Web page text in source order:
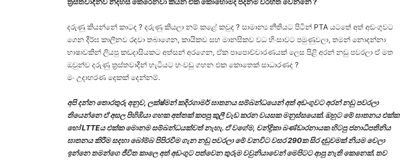
දරුණු කියන්නේ කාටද ? දරුණු කියලා නම් කළේ කවුද ? සාමාන්‍ය නීතියට පිටින් PTA යටතේ අත් අඩංගුවට
ගෙන දීර්ඝ කාලීනව රඳවා තබාගෙන, කායිකව සහ මානසිකව වධ හිංසාවට පමුණුවලා, තමන් නොදන්නා
භාෂාවකින් ලියපු කඩදාසියකට අත්සන් අරගෙන, ඒක පාපොච්චාරණයක් ලෙස පිළි අරන් නඩු පවරලා ඒ මත
ඔවුන්ව දරුණු ත්‍රස්තවාදීන් හැටියට හංවඩු ගහන එක කොතෙක් සාධාරණද ?
මං උදාහරණ දෙකක් දෙන්නම්.
අපි දන්න තොරතුරු අනුව, ලක්ෂ්මන් කදිරගාමර් ඝාතනය සම්බන්ධයෙන් අත් අඩංගුවට අරන් නඩු පවරලා
තියෙන්නෙ ඒ අසල පිහිඹියා ගහක අත්තක් කපපු කුලී වැඩ කරන වයසක මනුස්සයෙක්. ඔහුට මේ ඝාතනය එක්ක
හෝ LTTEය එක්ක මොනම සම්බන්ධයක්වත් නැහැ. ඒ වගේම, චන්ද්‍රිකා බණ්ඩාරනායක හිටපු ජනාධිපතිනිය
ඝාතනය කිරීම සදහා බෝම්බ පිපිරවීම ගැන නඩු පවරලා මේ වනවිට වසර 290ක සිර දඬුවමක් නියම වෙලා
ඉන්නෙ තමන්ගෙ ජීවිත කාලෙ අත් අඩංගුට පත්වෙන තුරුම වවුනියාවෙන් මෙපිටට ආපු නැති කෙනෙක්. තව